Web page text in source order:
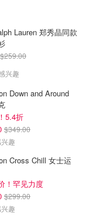
Lauren 郑秀晶同款
$259.00
兴趣
Down and Around
5.4折
$349.00
趣
Cross Chill 女士运
！罕见力度
$299.00
趣